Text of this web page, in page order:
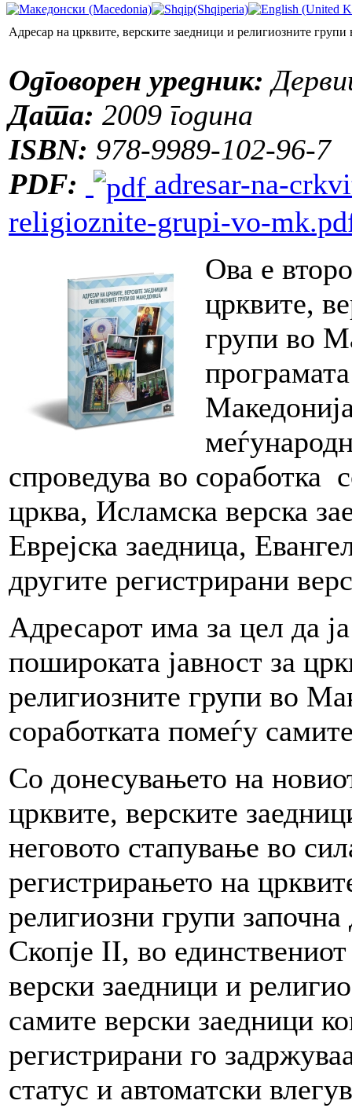
Адресар на црквите, верските заедници и религиозните групи
Одговорен уредник:
Дата: 2009 година
ISBN: 978-9989-102-96-7
PDF:
adresar-na-
religioznite-grupi-vo-
Ова е
црквите,
групи во
спроведува во соработка
црква, Исламска верска
Еврејска заедница,
другите регистрирани
Адресарот има за цел да
пошироката јавност за
религиозните групи во
соработката помеѓу
Со донесувањето на
црквите, верските
неговото стапување во
регистрирањето на
религиозни групи
Скопје II, во
верски заедници и
самите верски заедници
регистрирани го
статус и автоматски